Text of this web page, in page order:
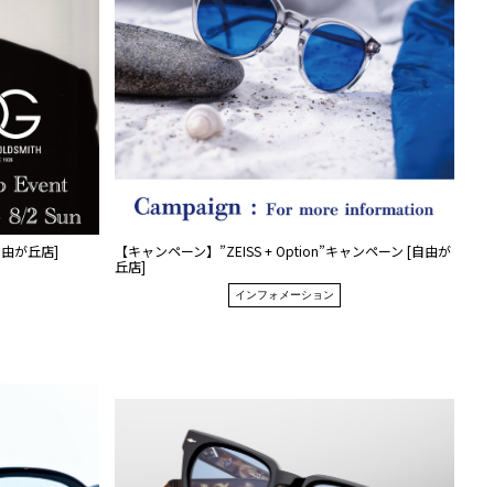
が丘店]
【キャンペーン】”ZEISS + Option”キャンペーン [自由が
丘店]
インフォメーション